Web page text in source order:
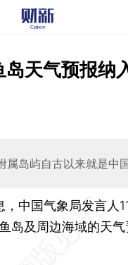
天气预报纳
属岛屿自古以来就是中
中国气象局发言人
岛及周边海域的天